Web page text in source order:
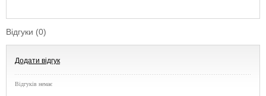
Відгуки (0)
Додати відгук
Відгуків немає